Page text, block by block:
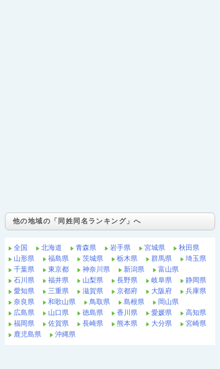
他の地域の「同姓同名ランキング」へ
全国 北海道 青森県 岩手県 宮城県
秋田県
山形県
福島県 茨城県 栃木県 群馬県
埼玉県
千葉県
東京都 神奈川県 新潟県
富山県
石川県
福井県 山梨県 長野県 岐阜県
静岡県
愛知県
三重県 滋賀県 京都府 大阪府
兵庫県
奈良県
和歌山県 鳥取県 島根県
岡山県
広島県
山口県 徳島県 香川県 愛媛県
高知県
福岡県
佐賀県 長崎県 熊本県 大分県
宮崎県
鹿児島県
沖縄県